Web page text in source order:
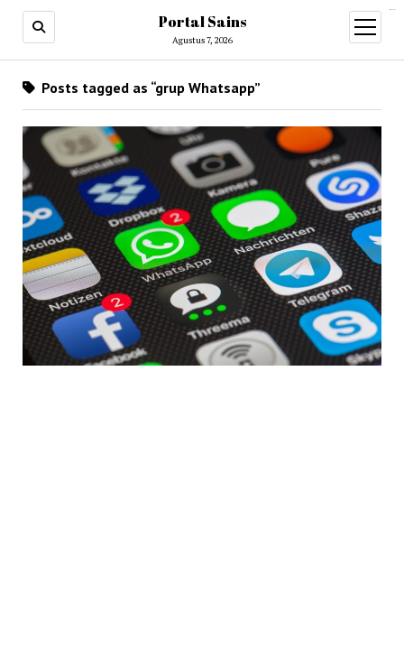
Portal Sains
Agustus 7, 2026
open
menu
Posts tagged as “grup Whatsapp”